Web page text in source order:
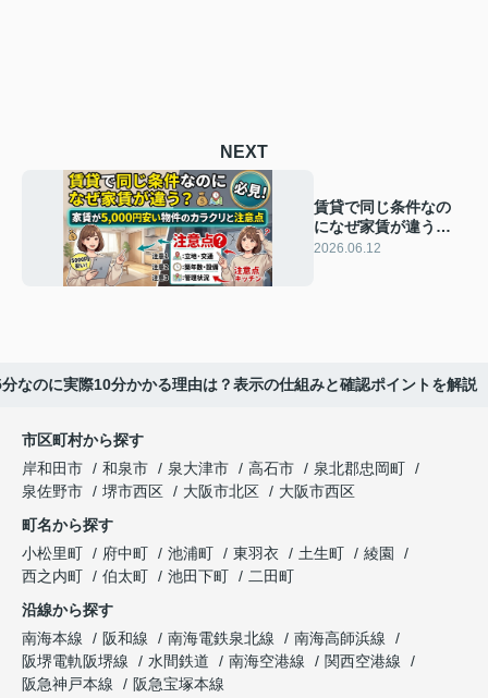
NEXT
賃貸で同じ条件なの
になぜ家賃が違う？
家賃が5000円安い物
2026.06.12
なのに実際10分かかる理由は？表示の仕組みと確認ポイントを解説
市区町村から探す
岸和田市
和泉市 泉大津市 高石市
泉北郡忠岡町
泉佐野市
堺市西区 大阪市北区
大阪市西区
町名から探す
小松里町
府中町 池浦町 東羽衣 土生町
綾園
西之内町
伯太町 池田下町
二田町
沿線から探す
南海本線
阪和線 南海電鉄泉北線
南海高師浜線
阪堺電軌阪堺線
水間鉄道 南海空港線
関西空港線
阪急神戸本線
阪急宝塚本線